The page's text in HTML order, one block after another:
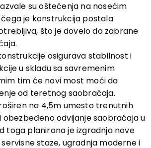
su oštećenja na nosećim
je konstrukcija postala
što je dovelo do zabrane
osigurava stabilnost i
u skladu sa savremenim
tim će novi most moći da
od teretnog saobraćaja.
na 4,5m umesto trenutnih
obezbeđeno odvijanje saobraćaja u
toga planirana je izgradnja nove
staze, ugradnja moderne i